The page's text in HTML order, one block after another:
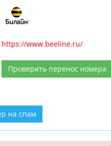
https://www.beeline.ru/
Проверить перенос номера
на спам